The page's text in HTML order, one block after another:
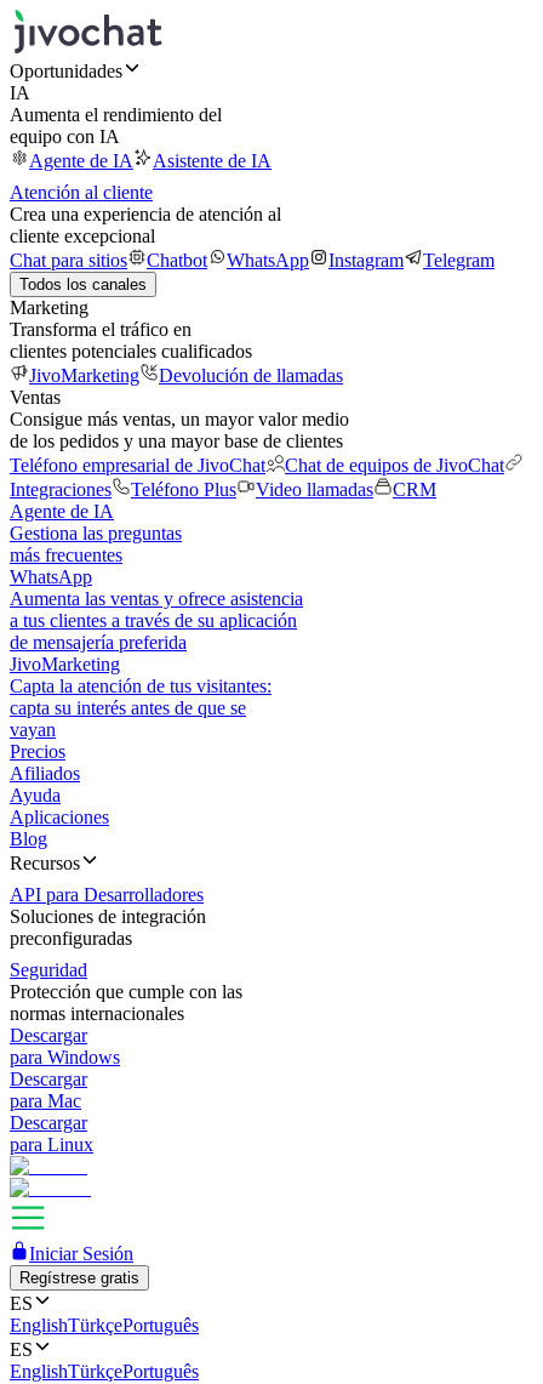
Oportunidades
IA
Aumenta el rendimiento del
equipo con IA
Agente de IA
Asistente de IA
Atención al cliente
Crea una experiencia de atención al
cliente excepcional
Chat para sitios
Chatbot WhatsApp Instagram Telegram
Todos los canales
Marketing
Transforma el tráfico en
clientes potenciales cualificados
JivoMarketing
Devolución de llamadas
Ventas
Consigue más ventas, un mayor valor medio
de los pedidos y una mayor base de clientes
Teléfono empresarial de JivoChat
Chat de equipos de JivoChat
Integraciones
Teléfono Plus Video llamadas
CRM
Agente de IA
Gestiona las preguntas
más frecuentes
WhatsApp
Aumenta las ventas y ofrece asistencia
a tus clientes a través de su aplicación
de mensajería preferida
JivoMarketing
Capta la atención de tus visitantes:
capta su interés antes de que se
vayan
Precios
Afiliados
Ayuda
Aplicaciones
Blog
Recursos
API para Desarrolladores
Soluciones de integración
preconfiguradas
Seguridad
Protección que cumple con las
normas internacionales
Descargar
para Windows
Descargar
para Mac
Descargar
para Linux
Iniciar Sesión
Regístrese gratis
ES
EnglishTürkçePortuguês
ES
EnglishTürkçePortuguês